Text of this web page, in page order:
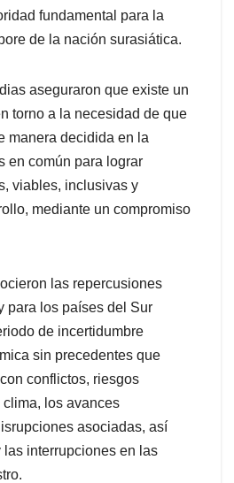
fundamental para la
de la nación surasiática.
aseguraron que existe un
torno a la necesidad de que
manera decidida en la
en común para lograr
viables, inclusivas y
mediante un compromiso
las repercusiones
para los países del Sur
de incertidumbre
sin precedentes que
conflictos, riesgos
los avances
asociadas, así
interrupciones en las